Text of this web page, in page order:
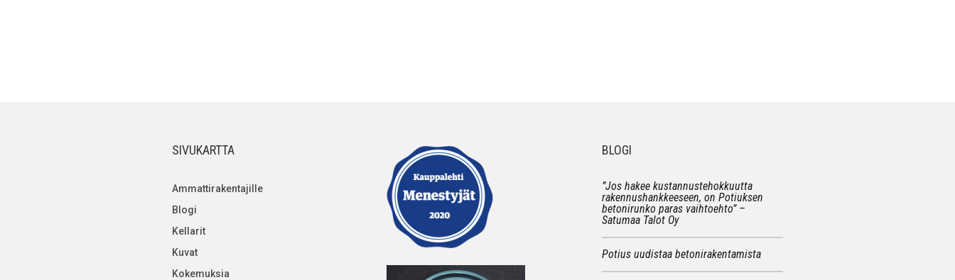
SIVUKARTTA
Ammattirakentajille
Blogi
Kellarit
Kuvat
Kokemuksia
BLOGI
”Jos hakee kustannustehokkuutta
rakennushankkeeseen, on Potiuksen
betonirunko paras vaihtoehto” –
Satumaa Talot Oy
Potius uudistaa betonirakentamista